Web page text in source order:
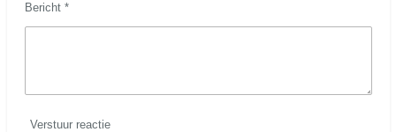
Bericht *
Verstuur reactie